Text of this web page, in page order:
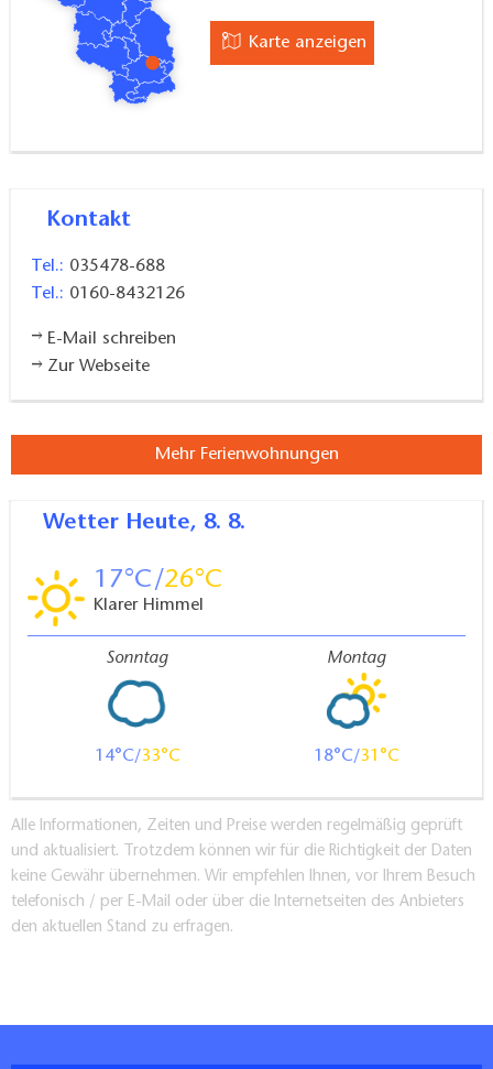
Karte anzeigen
Kontakt
Tel.: 035478-688
Tel.: 0160-8432126
E-Mail schreiben
Zur Webseite
Mehr Ferienwohnungen
Wetter Heute, 8. 8.
17 26
Klarer Himmel
Sonntag
14 33
Montag
18 31
Alle Informationen, Zeiten und Preise werden regelmäßig geprüft
und aktualisiert. Trotzdem können wir für die Richtigkeit der Daten
keine Gewähr übernehmen. Wir empfehlen Ihnen, vor Ihrem Besuch
telefonisch / per E-Mail oder über die Internetseiten des Anbieters
den aktuellen Stand zu erfragen.